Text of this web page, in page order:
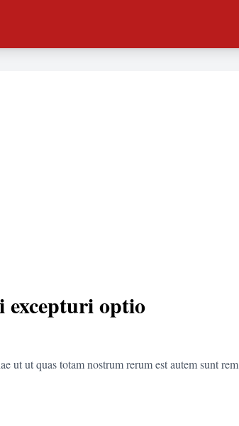
excepturi optio
ut ut quas totam nostrum rerum est autem sunt rem